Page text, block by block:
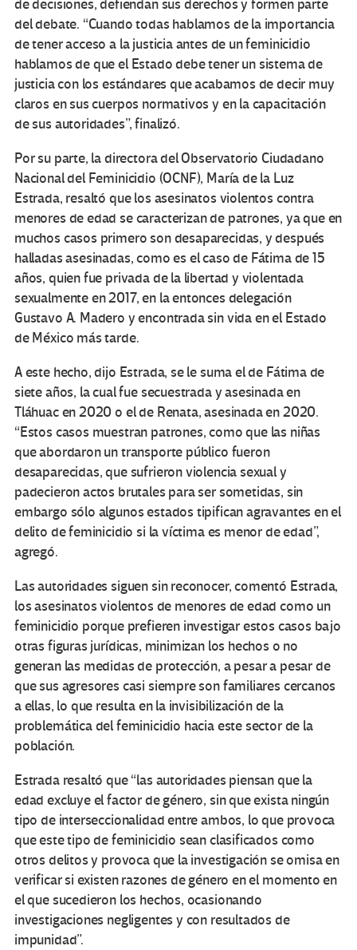
de decisiones, defiendan sus derechos y formen parte
del debate. “Cuando todas hablamos de la importancia
de tener acceso a la justicia antes de un feminicidio
hablamos de que el Estado debe tener un sistema de
justicia con los estándares que acabamos de decir muy
claros en sus cuerpos normativos y en la capacitación
de sus autoridades”, finalizó.
Por su parte, la directora del Observatorio Ciudadano
Nacional del Feminicidio (OCNF), María de la Luz
Estrada, resaltó que los asesinatos violentos contra
menores de edad se caracterizan de patrones, ya que en
muchos casos primero son desaparecidas, y después
halladas asesinadas, como es el caso de Fátima de 15
años, quien fue privada de la libertad y violentada
sexualmente en 2017, en la entonces delegación
Gustavo A. Madero y encontrada sin vida en el Estado
de México más tarde.
A este hecho, dijo Estrada, se le suma el de Fátima de
siete años, la cual fue secuestrada y asesinada en
Tláhuac en 2020 o el de Renata, asesinada en 2020.
“Estos casos muestran patrones, como que las niñas
que abordaron un transporte público fueron
desaparecidas, que sufrieron violencia sexual y
padecieron actos brutales para ser sometidas, sin
embargo sólo algunos estados tipifican agravantes en el
delito de feminicidio si la víctima es menor de edad”,
agregó.
Las autoridades siguen sin reconocer, comentó Estrada,
los asesinatos violentos de menores de edad como un
feminicidio porque prefieren investigar estos casos bajo
otras figuras jurídicas, minimizan los hechos o no
generan las medidas de protección, a pesar a pesar de
que sus agresores casi siempre son familiares cercanos
a ellas, lo que resulta en la invisibilización de la
problemática del feminicidio hacia este sector de la
población.
Estrada resaltó que “las autoridades piensan que la
edad excluye el factor de género, sin que exista ningún
tipo de interseccionalidad entre ambos, lo que provoca
que este tipo de feminicidio sean clasificados como
otros delitos y provoca que la investigación se omisa en
verificar si existen razones de género en el momento en
el que sucedieron los hechos, ocasionando
investigaciones negligentes y con resultados de
impunidad”.